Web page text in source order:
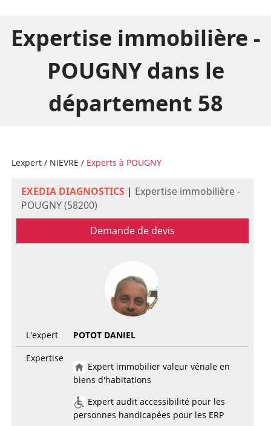
Expertise immobilière -
POUGNY dans le
département 58
Lexpert/ NIEVRE / Experts à POUGNY
EXEDIA DIAGNOSTICS | Expertise immobilière -
POUGNY (58200)
Demande de devis
L'expert
POTOT DANIEL
Expertise
Expert immobilier valeur vénale en
biens d'habitations
Expert audit accessibilité pour les
personnes handicapées pour les ERP